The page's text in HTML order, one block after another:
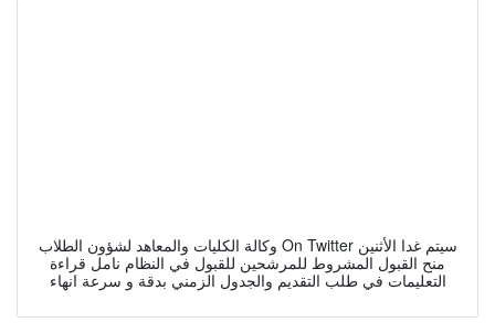
وكالة الكليات والمعاهد لشؤون الطلاب On Twitter سيتم غدا الأثنين
منح القبول المشروط للمرشحين للقبول في النظام نامل قراءة
التعليمات في طلب التقديم والجدول الزمني بدقة و سرعة انهاء